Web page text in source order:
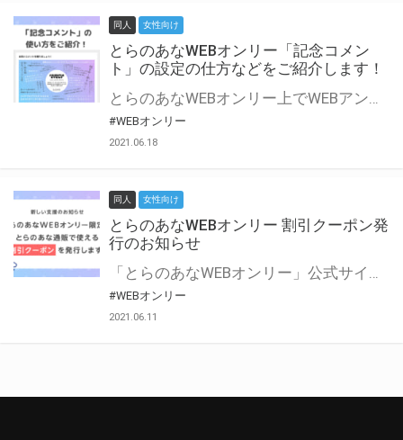
同人 女性向け
とらのあなWEBオンリー「記念コメン
ト」の設定の仕方などをご紹介します！
とらのあなWEBオンリー上でWEBアンソロジーが作成できる「記念コメント」について、その使い方や作成手順を解説します！ 支援タイプを「サークル参加型」「サークル参加型・マルシェ(イベント会場)機能付き」でお申し込みいただいている主催者様はぜひご活用ください♪ とらのあなWEBオンリーサイトはこちら
#WEBオンリー
2021.06.18
同人 女性向け
とらのあなWEBオンリー 割引クーポン発
行のお知らせ
「とらのあなWEBオンリー」公式サイトでとらのあな通販の「割引クーポン」を配布中！ イベントごとに開催当日限定で使える割引クーポンのシリアルコードを発行します。 とらのあなWEBオンリーのページをチェックして、イベント当日にお得にお買い物を楽しみましょう♪ ※本キャンペーンは予告なく終了する場合がございます。 とらのあなWEBオンリーサイトはこちら
#WEBオンリー
2021.06.11